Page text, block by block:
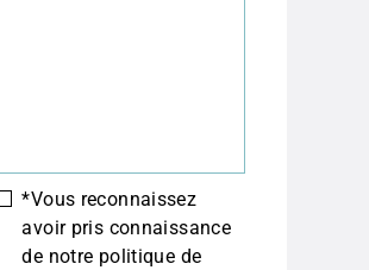
*Vous reconnaissez
avoir pris connaissance
de notre politique de